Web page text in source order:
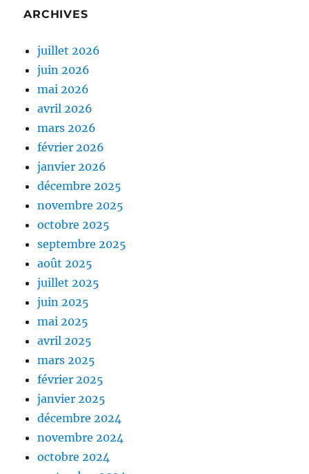
ARCHIVES
juillet 2026
juin 2026
mai 2026
avril 2026
mars 2026
février 2026
janvier 2026
décembre 2025
novembre 2025
octobre 2025
septembre 2025
août 2025
juillet 2025
juin 2025
mai 2025
avril 2025
mars 2025
février 2025
janvier 2025
décembre 2024
novembre 2024
octobre 2024